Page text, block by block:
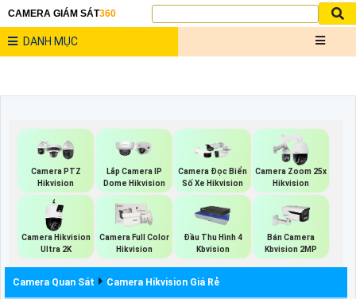
CAMERA GIÁM SÁT360
DANH MỤC
Camera PTZ
Hikvision
Lắp Camera IP
Dome Hikvision
Camera Đọc Biển
Số Xe Hikvision
Camera Zoom 25x
Hikvision
Camera Hikvision
Ultra 2K
Camera Full Color
Hikvision
Đầu Thu Hình 4
Kbvision
Bán Camera
Kbvision 2MP
Camera Quan Sát Camera Hikvision Giá Rẻ